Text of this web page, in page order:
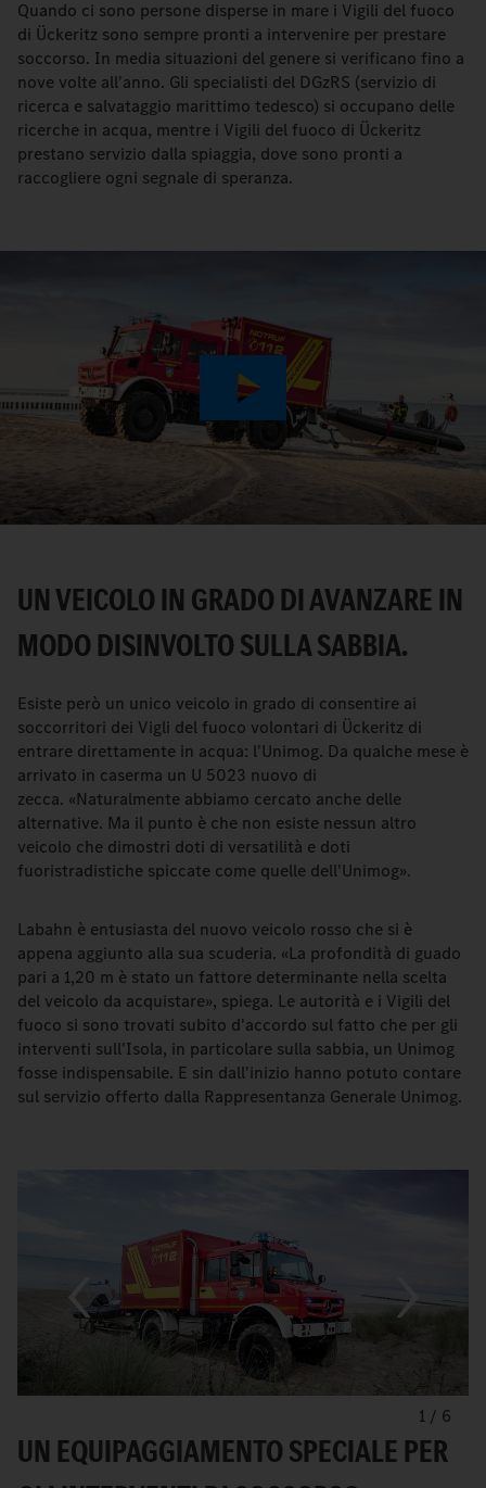
Quando ci sono persone disperse in mare i Vigili del fuoco
di Ückeritz sono sempre pronti a intervenire per prestare
soccorso. In media situazioni del genere si verificano fino a
nove volte all'anno. Gli specialisti del DGzRS (servizio di
ricerca e salvataggio marittimo tedesco) si occupano delle
ricerche in acqua, mentre i Vigili del fuoco di Ückeritz
prestano servizio dalla spiaggia, dove sono pronti a
raccogliere ogni segnale di speranza.
Play
Video
UN VEICOLO IN GRADO DI AVANZARE IN
MODO DISINVOLTO SULLA SABBIA.
Esiste però un unico veicolo in grado di consentire ai
soccorritori dei Vigli del fuoco volontari di Ückeritz di
entrare direttamente in acqua: l'Unimog. Da qualche mese è
arrivato in caserma un U 5023 nuovo di
zecca. «Naturalmente abbiamo cercato anche delle
alternative. Ma il punto è che non esiste nessun altro
veicolo che dimostri doti di versatilità e doti
fuoristradistiche spiccate come quelle dell'Unimog».
Labahn è entusiasta del nuovo veicolo rosso che si è
appena aggiunto alla sua scuderia. «La profondità di guado
pari a 1,20 m è stato un fattore determinante nella scelta
del veicolo da acquistare», spiega. Le autorità e i Vigili del
fuoco si sono trovati subito d'accordo sul fatto che per gli
interventi sull'Isola, in particolare sulla sabbia, un Unimog
fosse indispensabile. E sin dall'inizio hanno potuto contare
sul servizio offerto dalla Rappresentanza Generale Unimog.
1 / 6
UN EQUIPAGGIAMENTO SPECIALE PER